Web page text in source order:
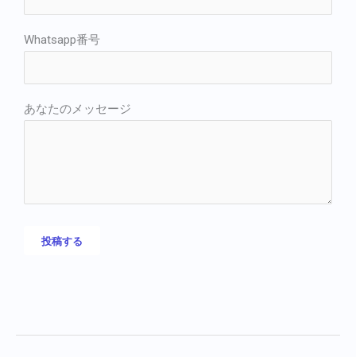
Whatsapp番号
あなたのメッセージ